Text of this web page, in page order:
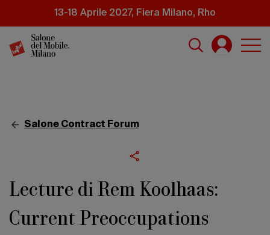
principale
13-18 Aprile 2027, Fiera Milano, Rho
Salone Contract Forum
Lecture di Rem Koolhaas:
Current Preoccupations